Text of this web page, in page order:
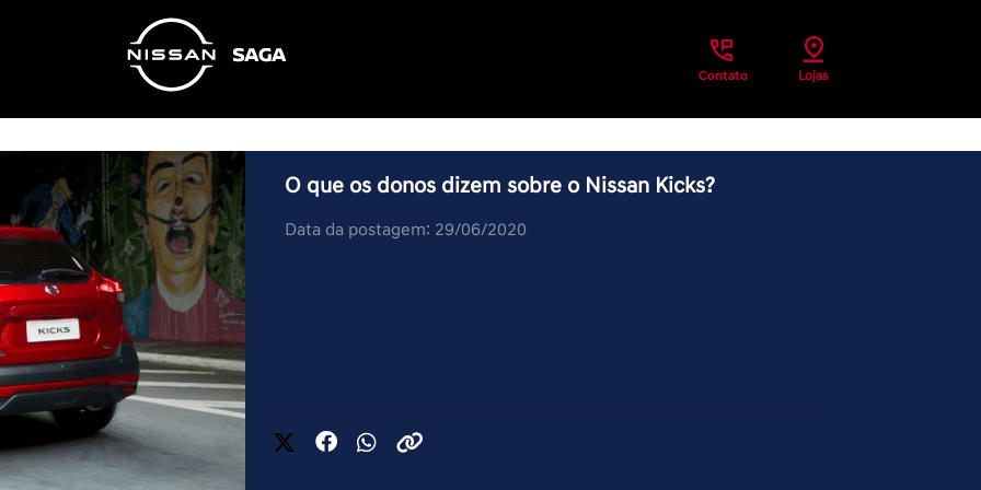
Contato Lojas
O que os donos dizem sobre o Nissan Kicks?
Data da postagem: 29/06/2020